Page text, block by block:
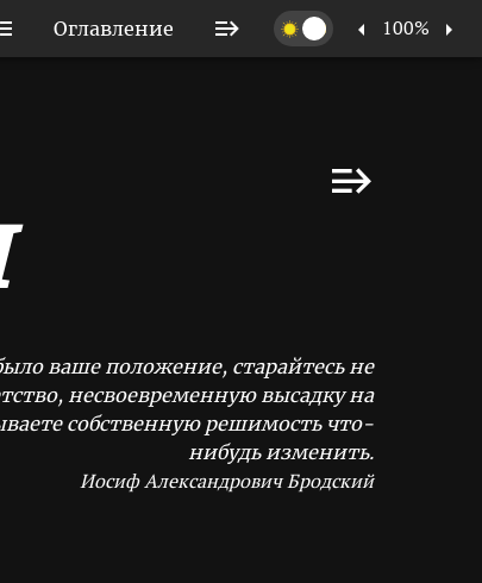
Оглавление 100%
ваше положение, старайтесь не
несвоевременную высадку на
собственную решимость что-
нибудь изменить.
Иосиф Александрович Бродский